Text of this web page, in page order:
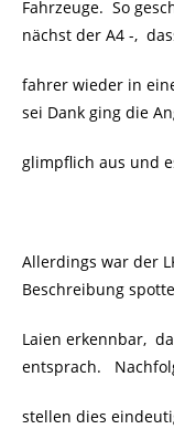
Fahrzeuge. So
nächst der A4 -,
fahrer wieder in
sei Dank ging die
glimpflich aus und
Allerdings war der
Beschreibung
Laien erkennbar,
entsprach.
stellen dies